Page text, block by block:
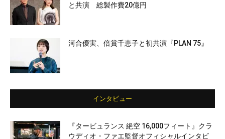
と共演 総製作費20億円
河合優実、倍賞千恵子と初共演『PLAN 75』
インタビュー
『タービュランス 絶空 16,000フィート』クラ
ウディオ・ファエ監督オフィシャルインタビ